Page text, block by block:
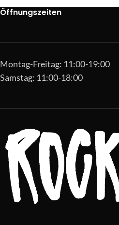
Öffnungszeiten
Montag-Freitag: 11:00-19:00
Samstag: 11:00-18:00